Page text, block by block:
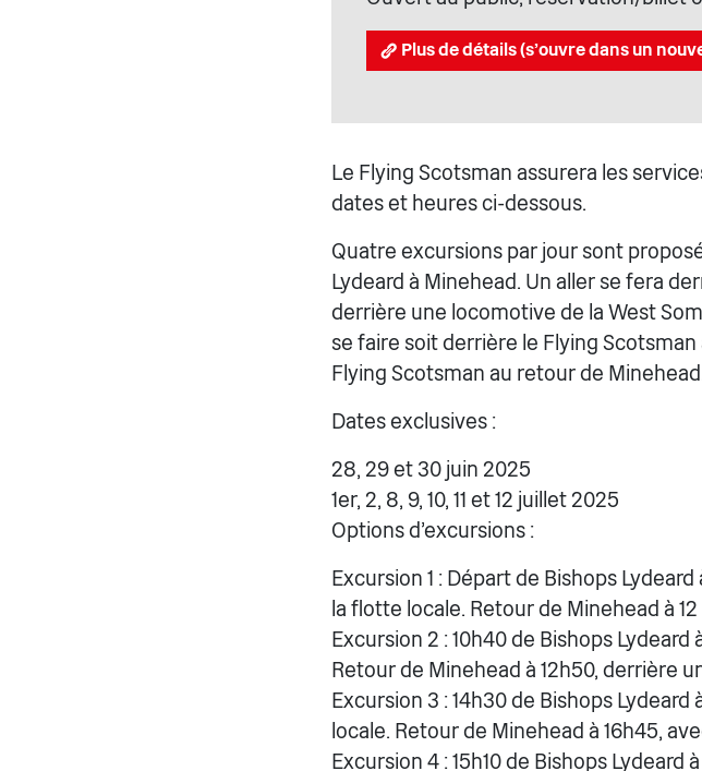
Plus de détails (s'ouvre dans un
Le Flying Scotsman assurera les
dates et heures ci-dessous.
Quatre excursions par jour sont
Lydeard à Minehead. Un aller se fera
derrière une locomotive de la West
se faire soit derrière le Flying
Flying Scotsman au retour de
Dates exclusives :
28, 29 et 30 juin 2025
1er, 2, 8, 9, 10, 11 et 12 juillet 2025
Options d'excursions :
Excursion 1 : Départ de Bishops
la flotte locale. Retour de Minehead à
Excursion 2 : 10h40 de Bishops
Retour de Minehead à 12h50, derrière
Excursion 3 : 14h30 de Bishops
locale. Retour de Minehead à 16h45,
Excursion 4 : 15h10 de Bishops